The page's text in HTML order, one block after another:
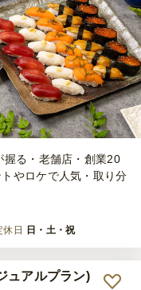
握る・老舗店・創業20
やロケで人気・取り分
休日 日・土・祝
ュアルプラン)